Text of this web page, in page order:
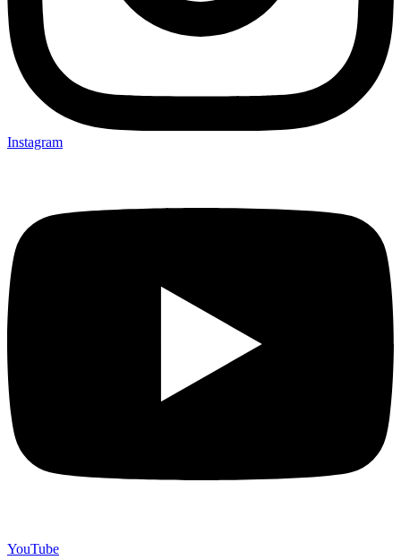
Instagram
YouTube